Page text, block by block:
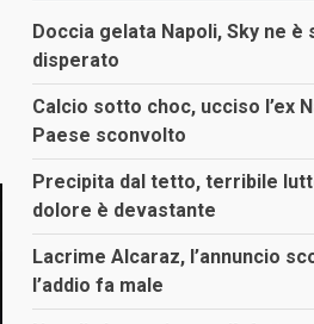
Doccia gelata Napoli, Sky ne è
disperato
Calcio sotto choc, ucciso l’ex
Paese sconvolto
Precipita dal tetto, terribile
dolore è devastante
Lacrime Alcaraz, l’annuncio
l’addio fa male